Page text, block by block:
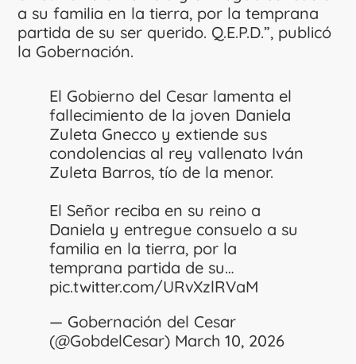
a su familia en la tierra, por la temprana
partida de su ser querido. Q.E.P.D.”, publicó
la Gobernación.
El Gobierno del Cesar lamenta el
fallecimiento de la joven Daniela
Zuleta Gnecco y extiende sus
condolencias al rey vallenato Iván
Zuleta Barros, tío de la menor.
El Señor reciba en su reino a
Daniela y entregue consuelo a su
familia en la tierra, por la
temprana partida de su…
pic.twitter.com/URvXzlRVaM
— Gobernación del Cesar
(@GobdelCesar) March 10, 2026